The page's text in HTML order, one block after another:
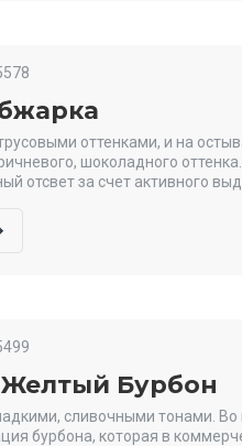
оттенками, и на
шоколадного
отсвет за счет активного
Бурбон
сливочными тонами.
бурбона, которая в